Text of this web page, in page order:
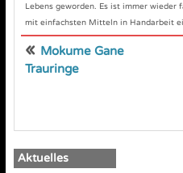
Lebens geworden. Es ist immer wieder
mit einfachsten Mitteln in Handarbeit
« Mokume Gane
Trauringe
Aktuelles